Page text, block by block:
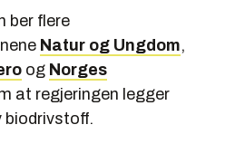
ber flere
Natur og Ungdom,
og Norges
at regjeringen legger
biodrivstoff.